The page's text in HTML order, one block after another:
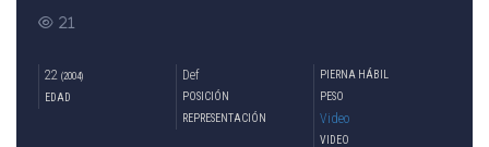
Edad:21 Año: 2004 Pie habil: izquierdo Posición de campo:
Lateral izq, Enganche Cel: 095445139
21
22 (2004)
EDAD
Def
POSICIÓN
PIERNA HÁBIL
PESO
REPRESENTACIÓN
Video
VIDEO